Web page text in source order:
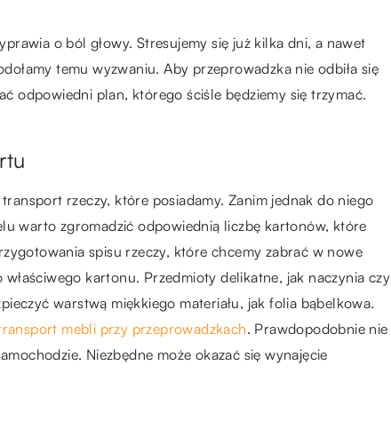
o ból głowy. Stresujemy się już kilka dni, a nawet
temu wyzwaniu. Aby przeprowadzka nie odbiła się
odpowiedni plan, którego ściśle będziemy się trzymać.
rzeczy, które posiadamy. Zanim jednak do niego
warto zgromadzić odpowiednią liczbę kartonów, które
spisu rzeczy, które chcemy zabrać w nowe
kartonu. Przedmioty delikatne, jak naczynia czy
warstwą miękkiego materiału, jak folia bąbelkowa.
mebli przy przeprowadzkach. Prawdopodobnie nie
Niezbędne może okazać się wynajęcie